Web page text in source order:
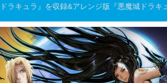
ラキュラ』を収録&アレンジ版『悪魔城ドラキ